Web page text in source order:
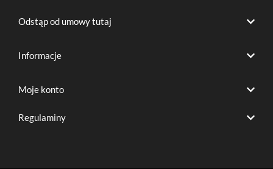
o
o
b
e
g
r
Odstąp od umowy tutaj
Informacje
Moje konto
Regulaminy